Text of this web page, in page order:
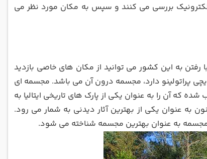
بررسی می کنند و سپس به مکان مورد نظر می
رفتن به این کشور می توانید از مکان های خاصی بازدید
پراتولینو دارد، مجسمه درون آن می باشد. مجسمه ای
این ویژگی پارک موجب شده که آن را به عنوان یکی از پارک های تاریخی ایتالیا به
به عنوان یکی از بهترین آثار دیدنی به شمار می رود.
مجسمه به عنوان بهترین مجسمه شناخته می شود.